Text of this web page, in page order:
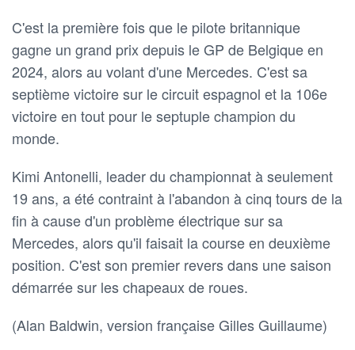
C'est la première fois que le pilote britannique
gagne un grand prix depuis le GP de Belgique en
2024, alors au volant d'une Mercedes. C'est sa
septième victoire sur le circuit espagnol et la 106e
victoire en tout pour le septuple champion du
monde.
Kimi Antonelli, leader du championnat à seulement
19 ans, a été contraint à l'abandon à cinq tours de la
fin à cause d'un problème électrique sur sa
Mercedes, alors qu'il faisait la course en deuxième
position. C'est son premier revers dans une saison
démarrée sur les chapeaux de roues.
(Alan Baldwin, version française Gilles Guillaume)